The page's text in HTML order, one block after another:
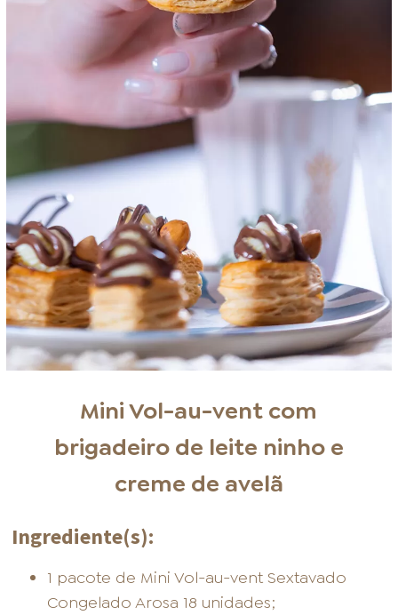
Mini Vol-au-vent com
brigadeiro de leite ninho e
creme de avelã
Ingrediente(s):
1 pacote de Mini Vol-au-vent Sextavado
Congelado Arosa 18 unidades;